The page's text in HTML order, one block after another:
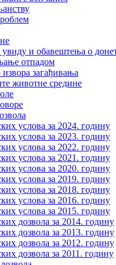
увиду и обавештења о
отпадом
загађивања
животне средине
услова за 2024. годину
услова за 2023. годину
услова за 2022. годину
услова за 2021. годину
услова за 2020. годину
услова за 2019. годину
услова за 2018. годину
услова за 2016. годину
услова за 2015. годину
дозвола за 2014. годину
дозвола за 2013. годину
дозвола за 2012. годину
дозвола за 2011. годину